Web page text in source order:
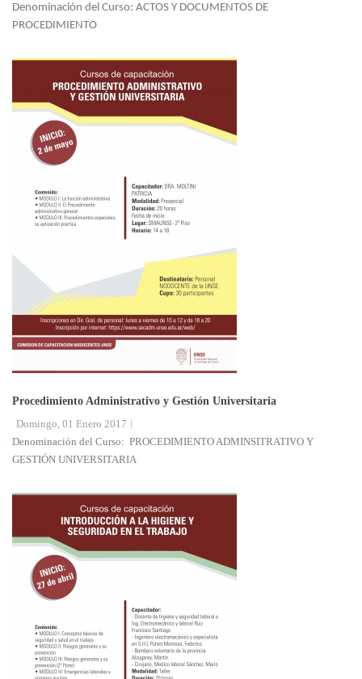
Denominación del Curso: ACTOS Y DOCUMENTOS DE
PROCEDIMIENTO
Procedimiento Administrativo y Gestión Universitaria
Domingo, 01 Enero 2017
Denominación del Curso: PROCEDIMIENTO ADMINSITRATIVO Y
GESTIÓN UNIVERSITARIA